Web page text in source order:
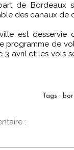
de Bordeaux
des canaux de
est desservie
programme de
3 avril et les vols
Tags :
: